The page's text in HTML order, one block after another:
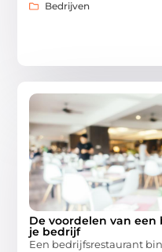
Bedrijven
De voordelen van
je bedrijf
Een bedrijfsrestaurant